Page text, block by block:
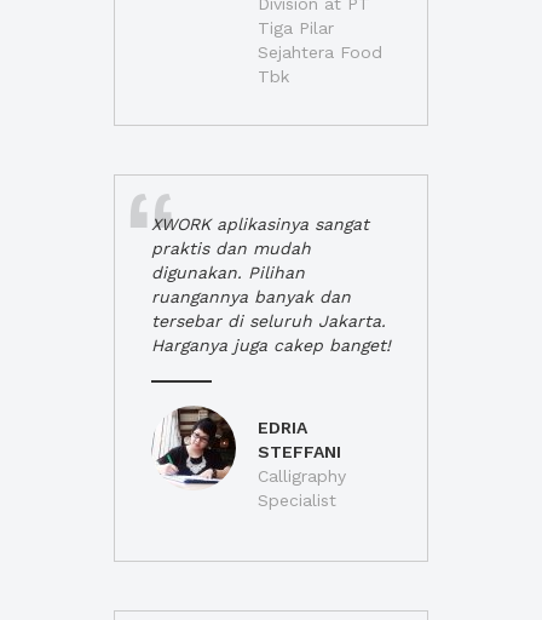
Tiga Pilar
Sejahtera Food
Tbk
XWORK aplikasinya sangat
praktis dan mudah
digunakan. Pilihan
ruangannya banyak dan
tersebar di seluruh Jakarta.
Harganya juga cakep banget!
EDRIA
STEFFANI
Calligraphy
Specialist